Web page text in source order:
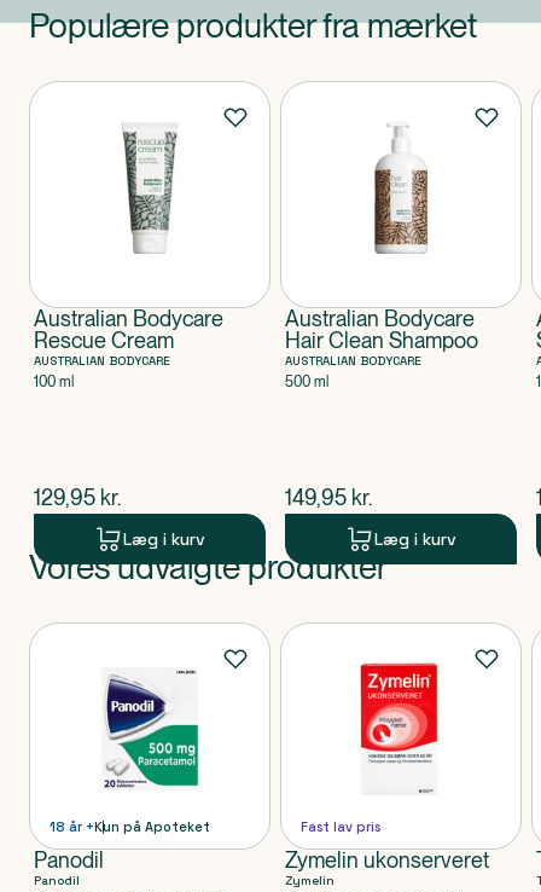
Populære produkter fra mærket
Produkter
Australian Bodycare
Rescue Cream
AUSTRALIAN BODYCARE
100 ml
$nuværende pris
129,95 kr.
Læg i kurv
Australian Bodycare
Hair Clean Shampoo
AUSTRALIAN BODYCARE
500 ml
$nuværende pris
149,95 kr.
Læg i kurv
Produkt 1 af 0
Vores udvalgte produkter
Produkter
18 år +Kun på Apoteket
Panodil
Panodil
Fast lav pris
Zymelin ukonserveret
Zymelin